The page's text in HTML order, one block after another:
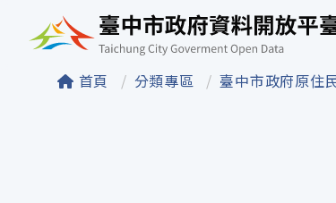
臺中市政府資料
首頁 分類專區 臺中市政府原住